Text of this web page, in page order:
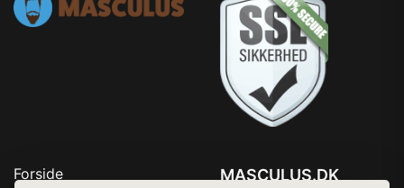
Forside
MASCULUS.DK